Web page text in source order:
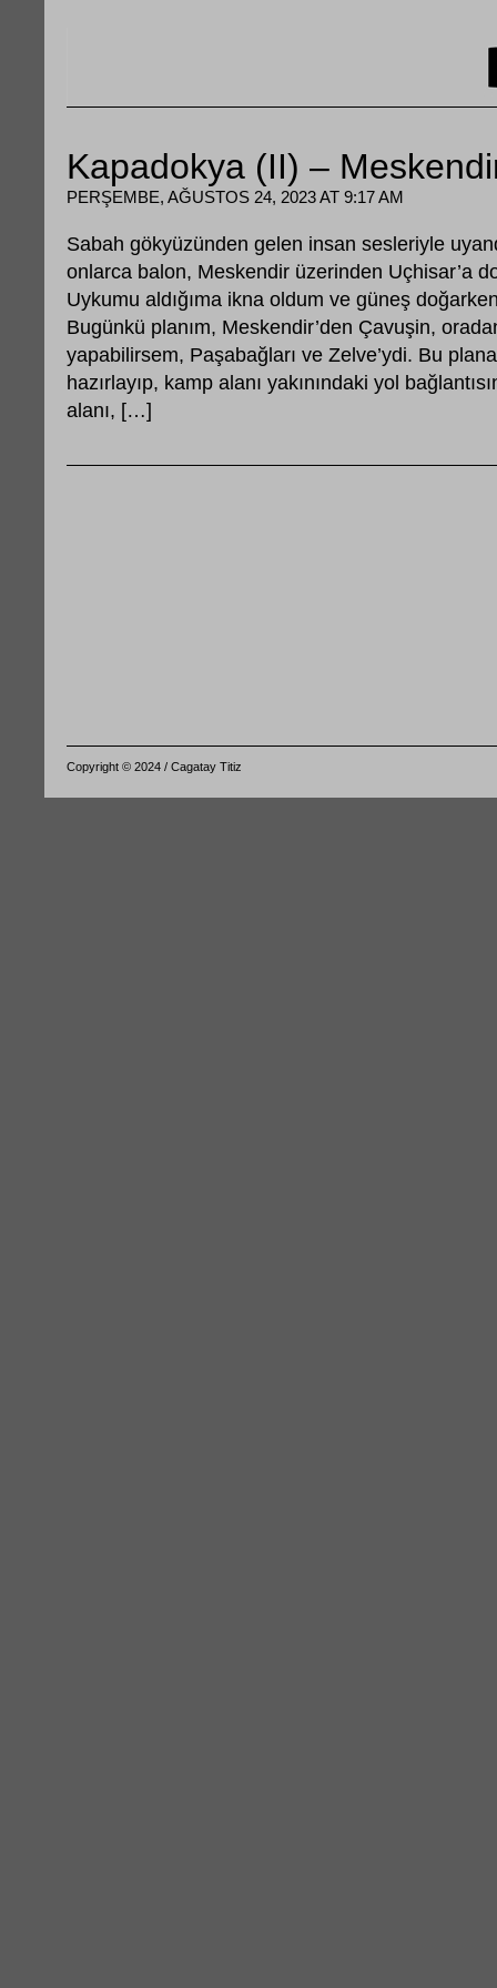
Kapadokya (II) –
PERŞEMBE, AĞUSTOS 24, 2023 AT 9:17 AM
Sabah gökyüzünden gelen insan sesleriyle
onlarca balon, Meskendir üzerinden Uçhisar’a
Uykumu aldığıma ikna oldum ve güneş
Bugünkü planım, Meskendir’den Çavuşin,
yapabilirsem, Paşabağları ve Zelve’ydi. Bu
hazırlayıp, kamp alanı yakınındaki yol
alanı, […]
Copyright © 2024 / Cagatay Titiz